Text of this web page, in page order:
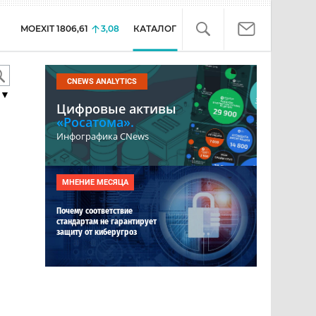
MOEXIT 1806,61 3,08 КАТАЛОГ
CNEWS ANALYTICS
Цифровые активы
«Росатома».
Инфографика CNews
МНЕНИЕ МЕСЯЦА
Почему соответствие
стандартам не гарантирует
защиту от киберугроз